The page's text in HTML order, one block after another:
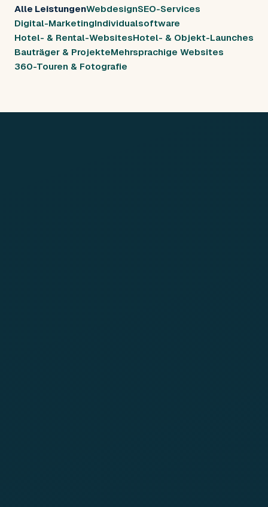
Alle LeistungenWebdesignSEO-Services
Digital-MarketingIndividualsoftware
Hotel- & Rental-WebsitesHotel- & Objekt-Launches
Bauträger & ProjekteMehrsprachige Websites
360-Touren & Fotografie